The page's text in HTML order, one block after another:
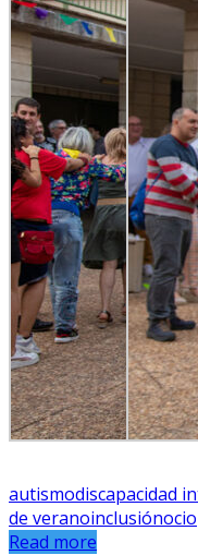
autismodiscapacidad
de veranoinclusiónocio
Read more